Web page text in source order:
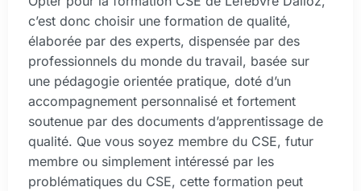
c’est donc choisir une formation de qualité,
élaborée par des experts, dispensée par des
professionnels du monde du travail, basée sur
une pédagogie orientée pratique, doté d’un
accompagnement personnalisé et fortement
soutenue par des documents d’apprentissage de
qualité. Que vous soyez membre du CSE, futur
membre ou simplement intéressé par les
problématiques du CSE, cette formation peut